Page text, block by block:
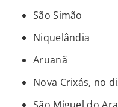
São Simão
Niquelândia
Aruanã
Nova Crixás, no
São Miguel do